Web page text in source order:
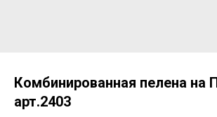
Комбинированная пелена на
арт.2403